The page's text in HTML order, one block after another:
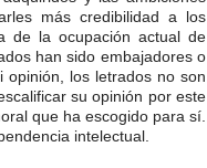
más credibilidad a los
de la ocupación actual de
han sido embajadores o
los letrados no son
su opinión por este
que ha escogido para sí.
intelectual.